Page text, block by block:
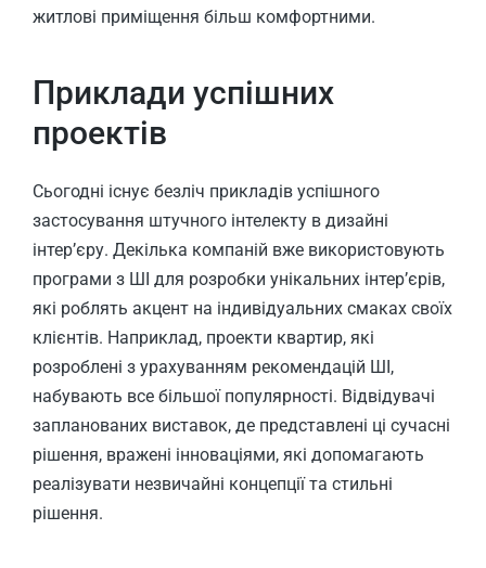
житлові приміщення більш комфортними.
Приклади успішних
проектів
Сьогодні існує безліч прикладів успішного
застосування штучного інтелекту в дизайні
інтер’єру. Декілька компаній вже використовують
програми з ШІ для розробки унікальних інтер’єрів,
які роблять акцент на індивідуальних смаках своїх
клієнтів. Наприклад, проекти квартир, які
розроблені з урахуванням рекомендацій ШІ,
набувають все більшої популярності. Відвідувачі
запланованих виставок, де представлені ці сучасні
рішення, вражені інноваціями, які допомагають
реалізувати незвичайні концепції та стильні
рішення.